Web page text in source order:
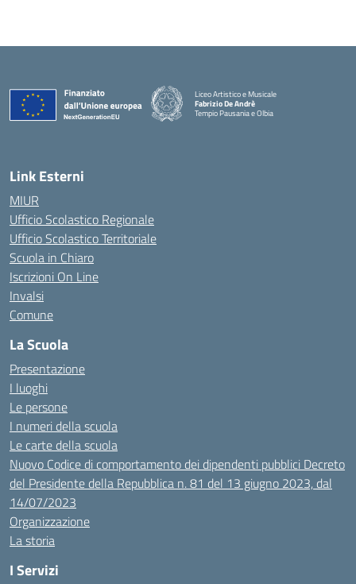
Liceo Artistico e Musicale
Fabrizio De Andrè
Tempio Pausania e Olbia
— Visita la pagina iniziale della scuola
Link Esterni
MIUR
Ufficio Scolastico Regionale
Ufficio Scolastico Territoriale
Scuola in Chiaro
Iscrizioni On Line
Invalsi
Comune
La Scuola
Presentazione
I luoghi
Le persone
I numeri della scuola
Le carte della scuola
Nuovo Codice di comportamento dei dipendenti pubblici Decreto
del Presidente della Repubblica n. 81 del 13 giugno 2023, dal
14/07/2023
Organizzazione
La storia
I Servizi